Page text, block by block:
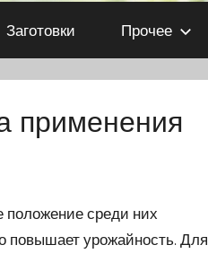
Заготовки Прочее
применения
среди них
повышает урожайность. Для